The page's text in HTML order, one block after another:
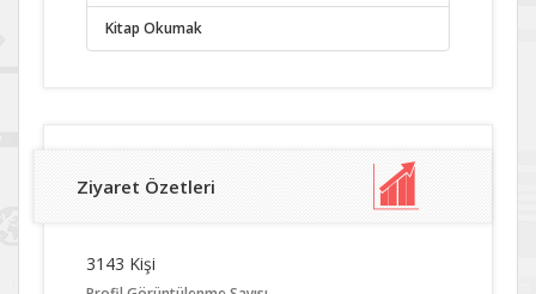
Kitap Okumak
Ziyaret Özetleri
3143 Kişi